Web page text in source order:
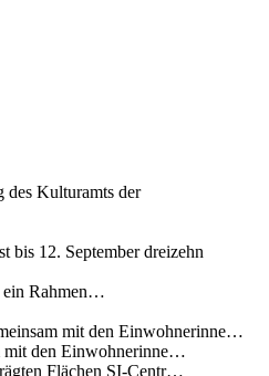
des Kulturamts der
bis 12. September dreizehn
ein Rahmen…
mit den Einwohnerinne…
mit den Einwohnerinne…
Flächen SI-Centr…